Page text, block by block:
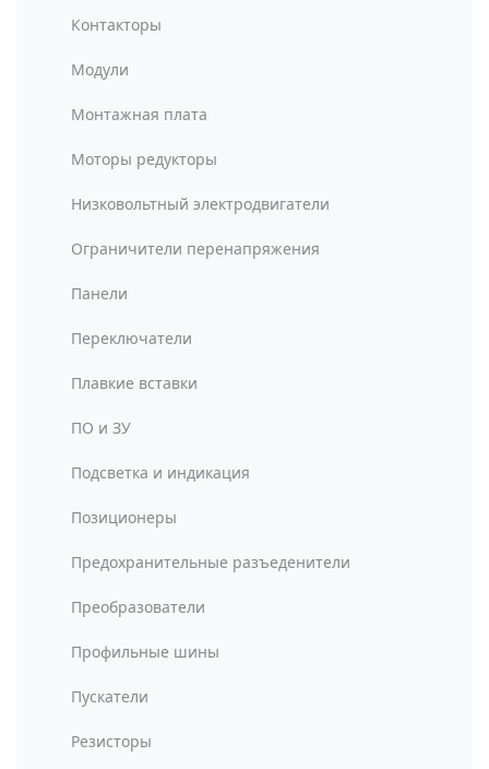
Контакторы
Модули
Монтажная плата
Моторы редукторы
Низковольтный электродвигатели
Ограничители перенапряжения
Панели
Переключатели
Плавкие вставки
ПО и ЗУ
Подсветка и индикация
Позиционеры
Предохранительные разъеденители
Преобразователи
Профильные шины
Пускатели
Резисторы